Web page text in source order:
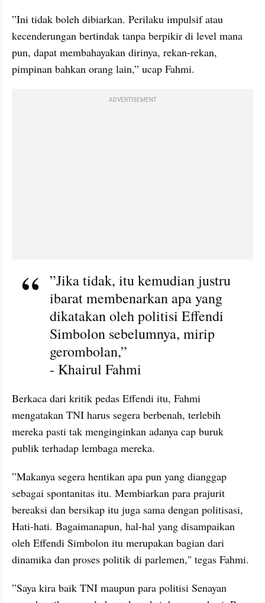
”Ini tidak boleh dibiarkan. Perilaku impulsif atau
kecenderungan bertindak tanpa berpikir di level mana
pun, dapat membahayakan dirinya, rekan-rekan,
pimpinan bahkan orang lain,” ucap Fahmi.
ADVERTISEMENT
”Jika tidak, itu kemudian justru
ibarat membenarkan apa yang
dikatakan oleh politisi Effendi
Simbolon sebelumnya, mirip
gerombolan,”
- Khairul Fahmi
Berkaca dari kritik pedas Effendi itu, Fahmi
mengatakan TNI harus segera berbenah, terlebih
mereka pasti tak menginginkan adanya cap buruk
publik terhadap lembaga mereka.
”Makanya segera hentikan apa pun yang dianggap
sebagai spontanitas itu. Membiarkan para prajurit
bereaksi dan bersikap itu juga sama dengan politisasi,
Hati-hati. Bagaimanapun, hal-hal yang disampaikan
oleh Effendi Simbolon itu merupakan bagian dari
dinamika dan proses politik di parlemen," tegas Fahmi.
”Saya kira baik TNI maupun para politisi Senayan